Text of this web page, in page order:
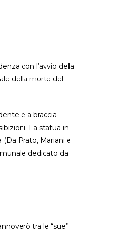
con l’avvio della
della morte del
e a braccia
La statua in
Prato, Mariani e
dedicato da
tra le “sue”